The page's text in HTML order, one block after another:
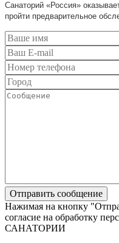
Санаторий «Россия»
пройти предварительное
Нажимая на кнопку
согласие на обработку
САНАТОРИИ